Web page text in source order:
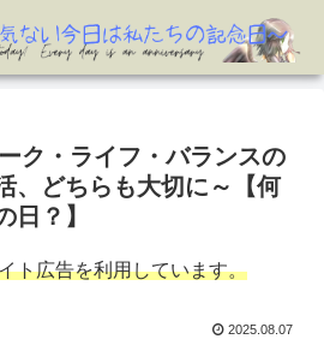
ク・ライフ・バランスの
、どちらも大切に～【何
日？】
ト広告を利用しています。
2025.08.07